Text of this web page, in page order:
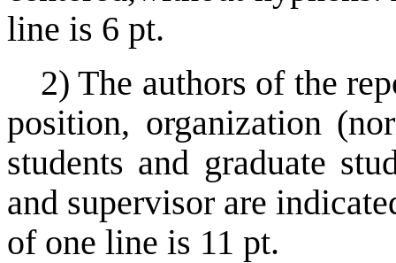
line is 6 pt.
2) The authors of the
position, organization
students and graduate
and supervisor are
of one line is 11 pt.